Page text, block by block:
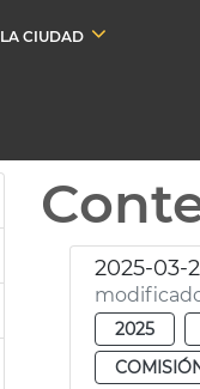
LA CIUDAD
2025-03-
2025